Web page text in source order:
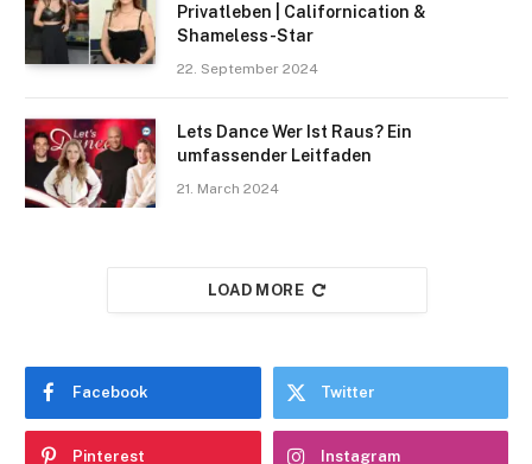
Privatleben | Californication &
Shameless-Star
22. September 2024
Lets Dance Wer Ist Raus? Ein
umfassender Leitfaden
21. March 2024
LOAD MORE
Facebook Twitter
Pinterest Instagram